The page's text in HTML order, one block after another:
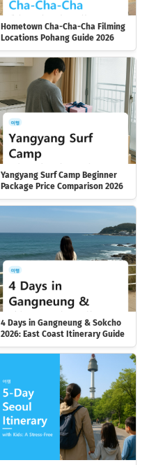
Hometown Cha-Cha-Cha Filming
Locations Pohang Guide 2026
Yangyang Surf Camp Beginner
Package Price Comparison 2026
4 Days in Gangneung & Sokcho
2026: East Coast Itinerary Guide